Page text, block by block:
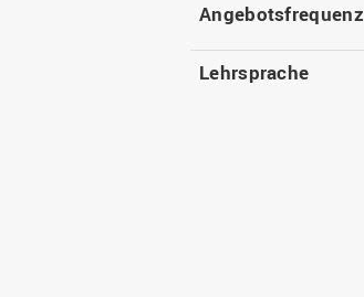
Angebotsfrequenz
Lehrsprache